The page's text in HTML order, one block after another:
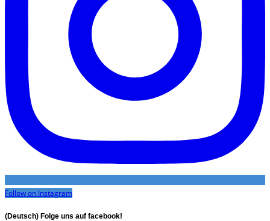
Follow on Instagram
(Deutsch) Folge uns auf facebook!